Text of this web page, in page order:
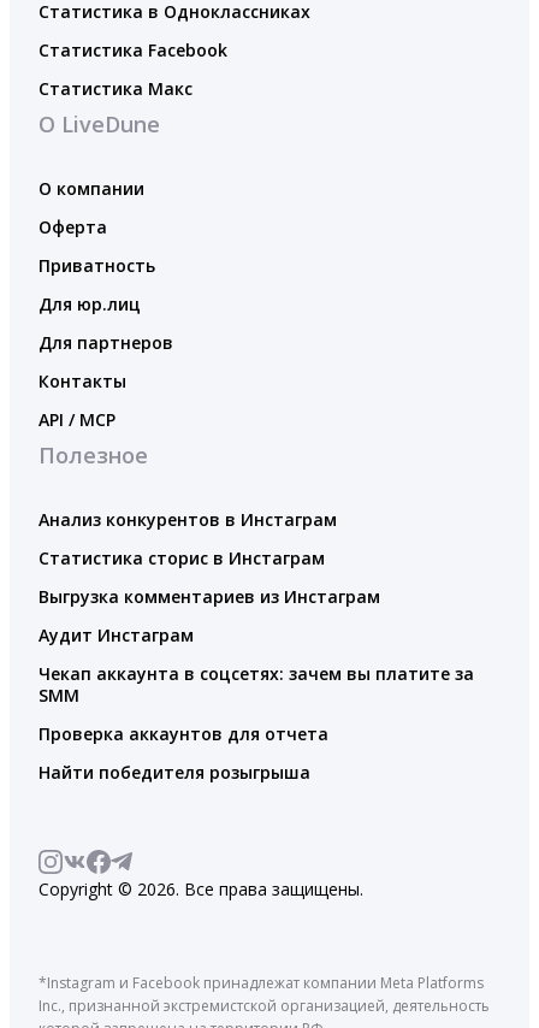
Статистика в Одноклассниках
Статистика Facebook
Статистика Макс
О LiveDune
О компании
Оферта
Приватность
Для юр.лиц
Для партнеров
Контакты
API / MCP
Полезное
Анализ конкурентов в Инстаграм
Статистика сторис в Инстаграм
Выгрузка комментариев из Инстаграм
Аудит Инстаграм
Чекап аккаунта в соцсетях: зачем вы платите за
SMM
Проверка аккаунтов для отчета
Найти победителя розыгрыша
Copyright © 2026. Все права защищены.
*Instagram и Facebook принадлежат компании Meta Platforms
Inc., признанной экстремистской организацией, деятельность